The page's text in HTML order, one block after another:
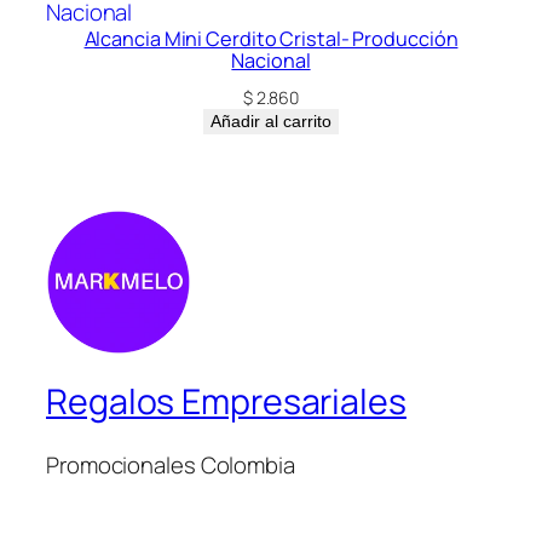
Alcancia Mini Cerdito Cristal- Producción
Nacional
$2.860
Añadir al carrito
Regalos Empresariales
Promocionales Colombia